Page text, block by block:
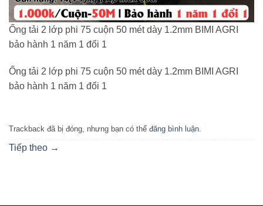
Ống tải 2 lớp phi 75 cuộn 50 mét dày 1.2mm BIMI AGRI
bảo hành 1 năm 1 đổi 1
Ống tải 2 lớp phi 75 cuộn 50 mét dày 1.2mm BIMI AGRI
bảo hành 1 năm 1 đổi 1
Trackback đã bị đóng, nhưng bạn có thể đăng bình luận.
Tiếp theo →